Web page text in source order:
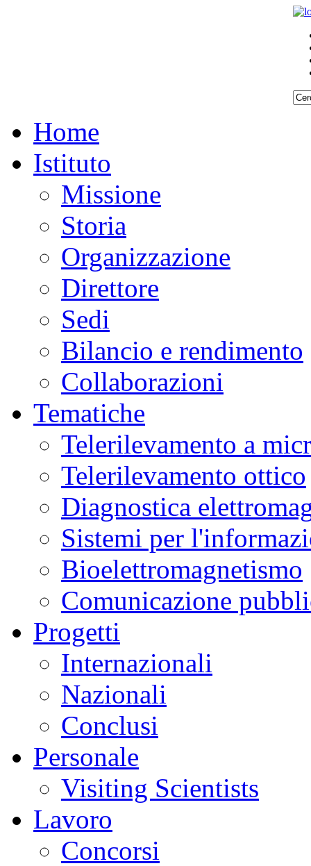
Home
Istituto
Missione
Storia
Organizzazione
Direttore
Sedi
Bilancio e rendimento
Collaborazioni
Tematiche
Telerilevamento a
Telerilevamento ottico
Diagnostica
Sistemi per
Bioelettromagnetismo
Comunicazione
Progetti
Internazionali
Nazionali
Conclusi
Personale
Visiting Scientists
Lavoro
Concorsi